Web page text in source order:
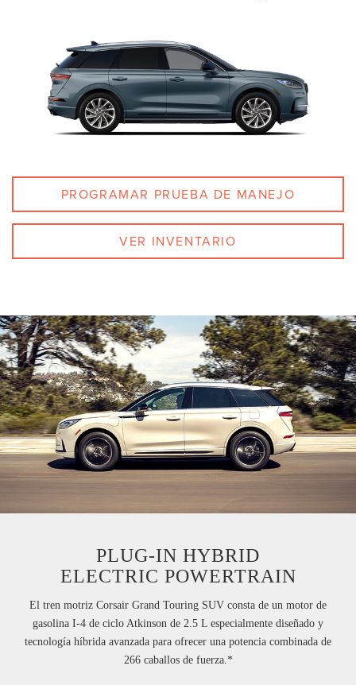
PROGRAMAR PRUEBA DE MANEJO
VER INVENTARIO
PLUG-IN HYBRID
ELECTRIC POWERTRAIN
El tren motriz Corsair Grand Touring SUV consta de un motor de
gasolina I-4 de ciclo Atkinson de 2.5 L especialmente diseñado y
tecnología híbrida avanzada para ofrecer una potencia combinada de
266 caballos de fuerza.*